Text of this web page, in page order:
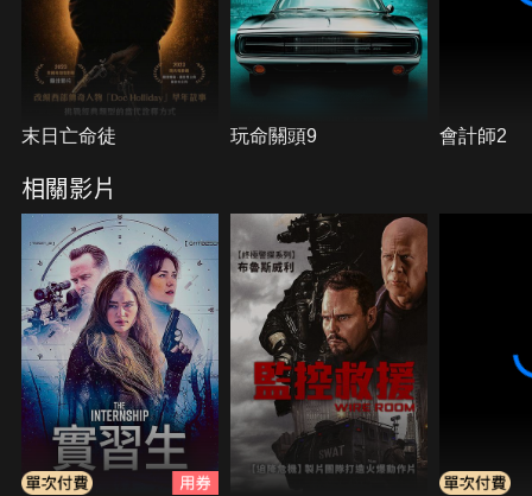
末日亡命徒 玩命關頭9 會計師2
相關影片